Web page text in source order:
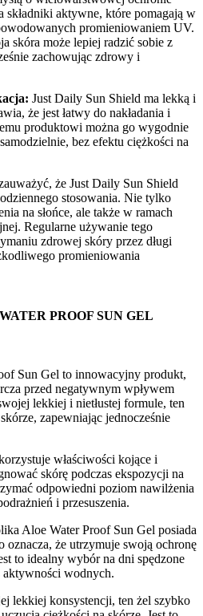
aktywne, które pomagają w
promieniowaniem UV.
skóra może lepiej radzić sobie z
zachowując zdrowy i
Just Daily Sun Shield ma lekką i
że jest łatwy do nakładania i
produktowi można go wygodnie
bez efektu ciężkości na
że Just Daily Sun Shield
stosowania. Nie tylko
na słońce, ale także w ramach
Regularne używanie tego
zdrowej skóry przez długi
promieniowania
PROOF SUN GEL
Sun Gel to innowacyjny produkt,
przed negatywnym wpływem
lekkiej i nietłustej formule, ten
zapewniając jednocześnie
właściwości kojące i
skórę podczas ekspozycji na
odpowiedni poziom nawilżenia
i przesuszenia.
Aloe Water Proof Sun Gel posiada
oznacza, że utrzymuje swoją ochronę
to idealny wybór na dni spędzone
aktywności wodnych.
lekkiej konsystencji, ten żel szybko